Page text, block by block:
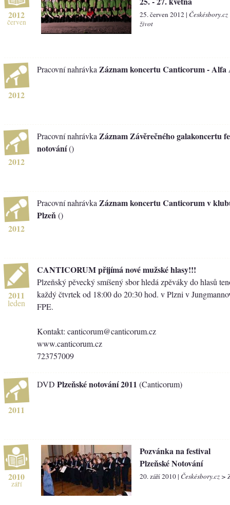
2012
červen
25. červen 2012 |
život
2012
Pracovní nahrávka Záznam koncertu Canticorum - Alfa
2012
Pracovní nahrávka Záznam Závěrečného galakoncertu
notování()
2012
Pracovní nahrávka Záznam koncertu Canticorum v
Plzeň ()
2011
leden
CANTICORUM přijímá nové mužské hlasy!!!
Plzeňský pěvecký smíšený sbor hledá zpěváky do hlasů
každý čtvrtek od 18:00 do 20:30 hod. v Plzni v
FPE.
Kontakt: canticorum@canticorum.cz
www.canticorum.cz
723757009
2011
DVD Plzeňské notování 2011 (Canticorum)
2010
září
Pozvánka na festival
Plzeňské Notování
20. září 2010 | Českésbory.cz >